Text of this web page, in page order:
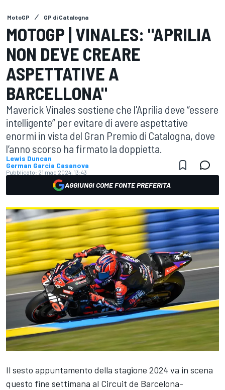
MotoGP GP di Catalogna
MOTOGP | VINALES: "APRILIA
NON DEVE CREARE
ASPETTATIVE A
BARCELLONA"
Maverick Vinales sostiene che l'Aprilia deve “essere
intelligente” per evitare di avere aspettative
enormi in vista del Gran Premio di Catalogna, dove
l’anno scorso ha firmato la doppietta.
Lewis Duncan
German Garcia Casanova
Pubblicato: 21 mag 2024, 13:43
AGGIUNGI COME FONTE PREFERITA
Il sesto appuntamento della stagione 2024 va in scena
questo fine settimana al Circuit de Barcelona-